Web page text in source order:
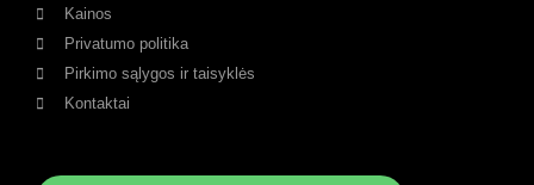
Kainos
Privatumo politika
Pirkimo sąlygos ir taisyklės
Kontaktai